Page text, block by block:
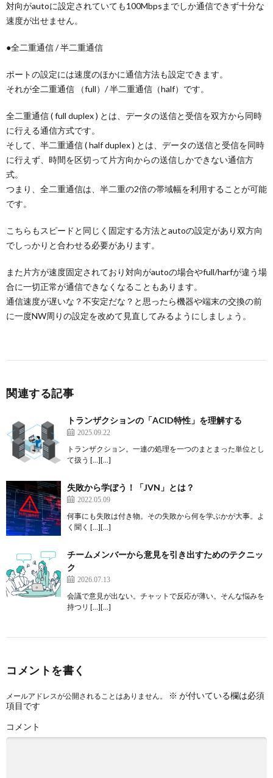
対向がautoに設定されていても100Mbpsまでしか通信できず十分な
速度が出せません。
●全二重通信 / 半二重通信
ポートの設定には速度のほかに通信方法も設定できます。
それが全二重通信 （full）/ 半二重通信（half）です。
全二重通信 ( full duplex ) とは、データの送信と受信を双方から同時
に行える通信方式です。
そして、半二重通信 ( half duplex ) とは、データの送信と受信を同時
に行えず、時間を区切って片方向からの送信しかできない通信方
式。
つまり、全二重通信は、半二重の2倍の帯域幅を利用することが可能
です。
こちらもスピードと同じく固定する方法とautoの設定があり双方向
でしっかりと合わせる必要があります。
また片方が速度固定されており対向がautoの場合やfull/harfが違う場
合に一切正常が通信できなくなることもあります。
通信速度が遅いな？不安定だな？と思ったら機器や端末の交換の前
に一度NW周りの設定を改めて見直してみるようにしましょう。
関連する記事
トランザクションの「ACID特性」を理解する
2025.09.22
トランザクション。一連の処理を一つのまとまった単位とし
て扱う […][…]
失敗から学ぼう！「JVN」とは？
2022.05.09
何事にも失敗は付き物。その失敗から何を学ぶかが大事。よ
く聞く […][…]
チームメンバーから意見を引き出すためのテクニッ
ク
2026.07.13
会議で意見が出ない。チャットで反応が薄い。そんな悩みを
持つリ […][…]
コメントを書く
メールアドレスが公開されることはありません。 ※ が付いている欄は必須
項目です
コメント